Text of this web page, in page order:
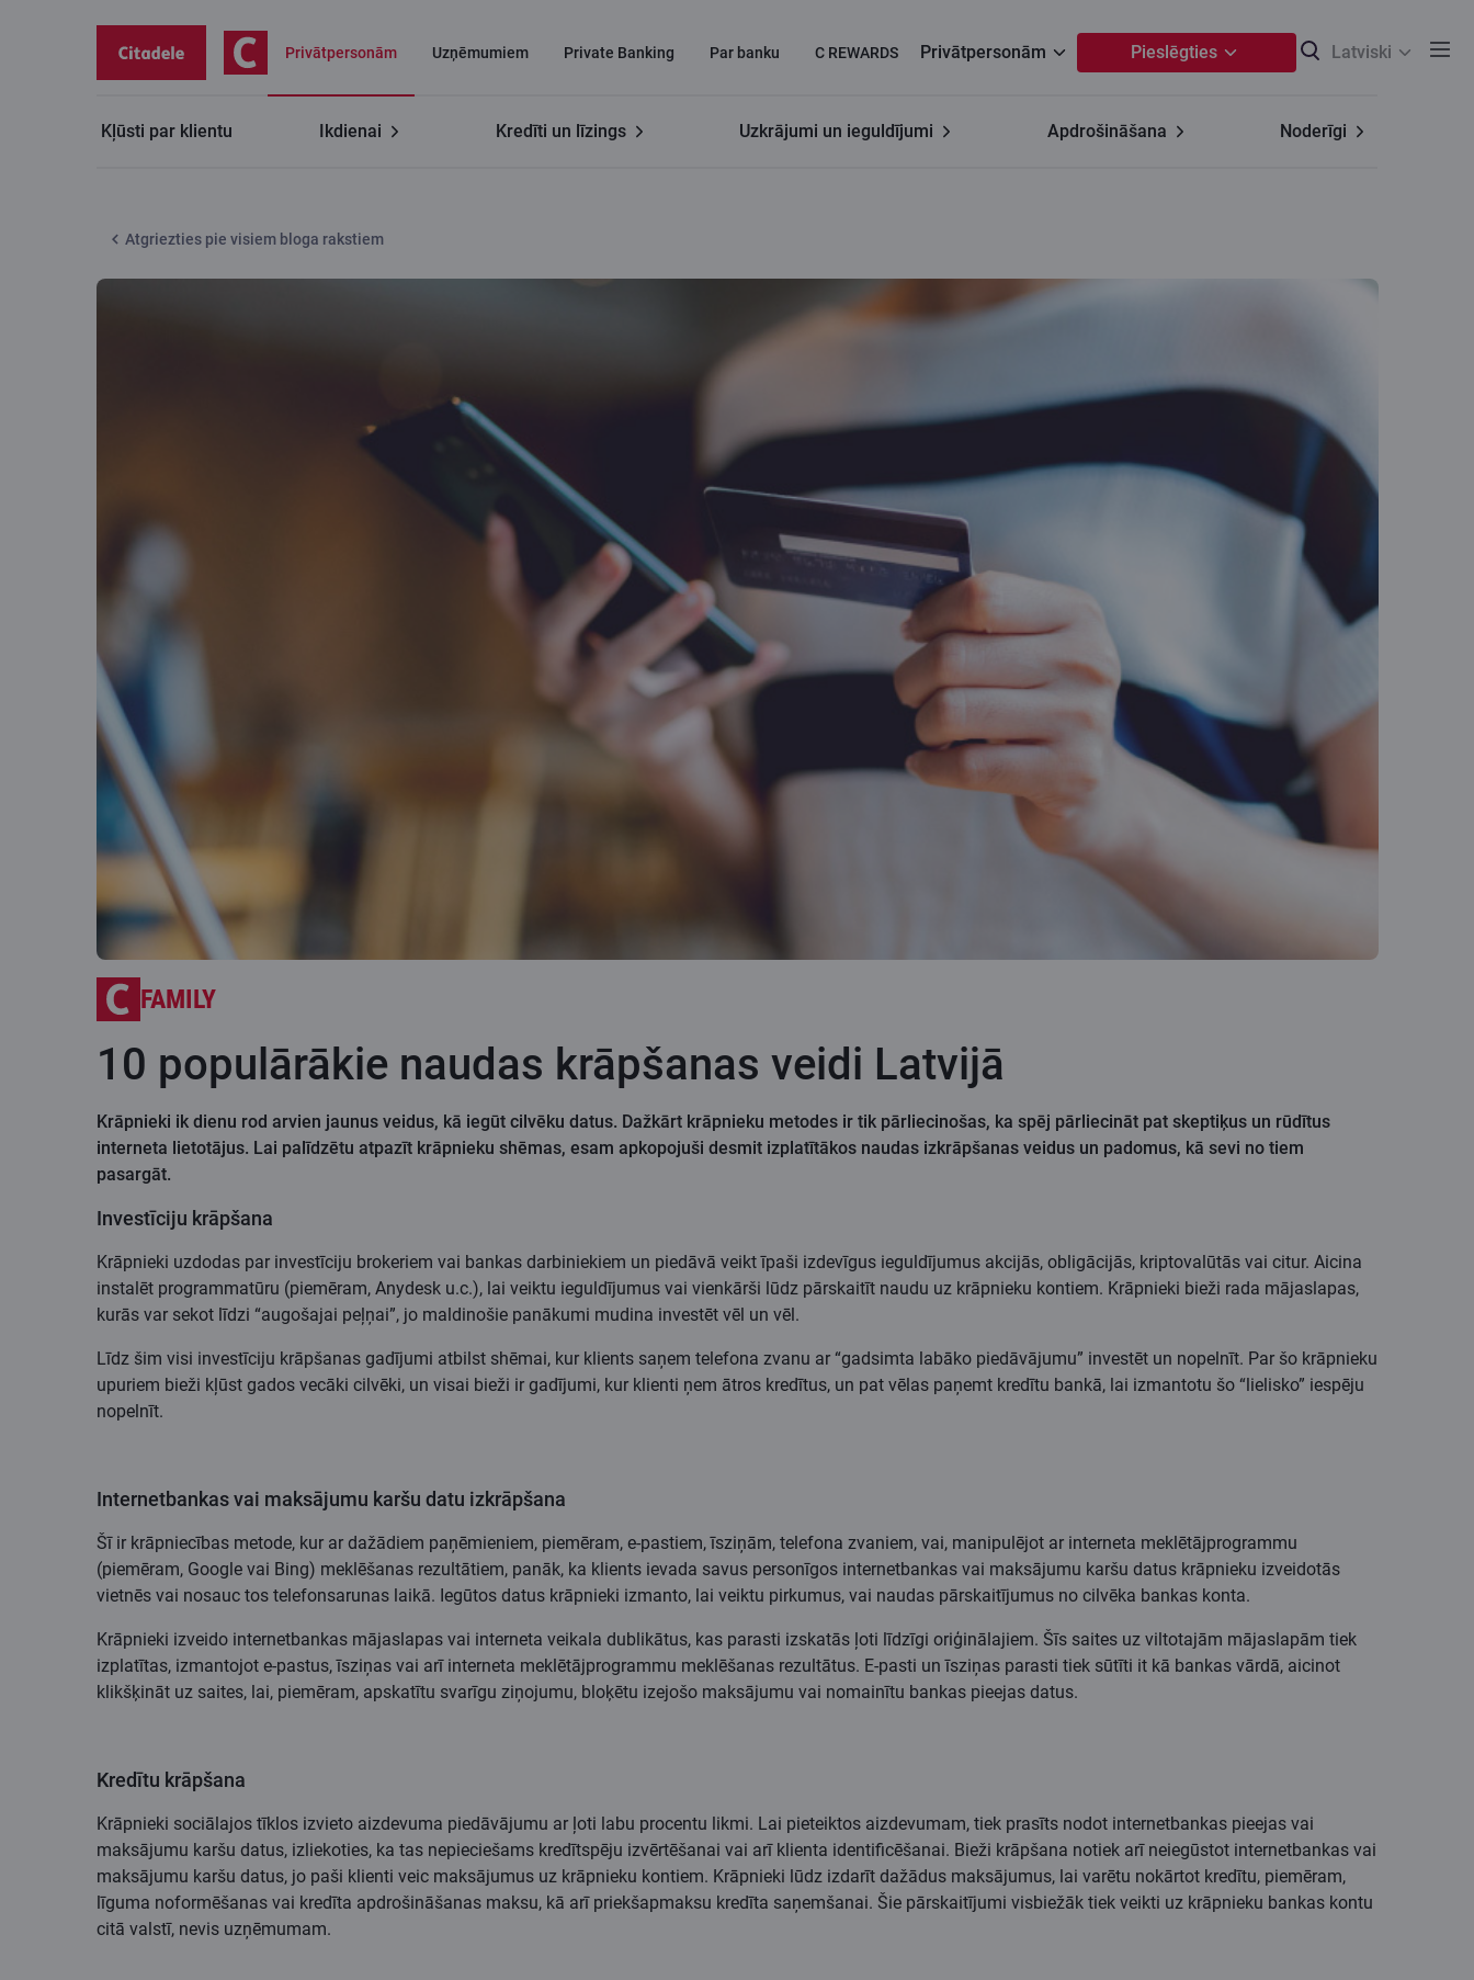
Privātpersonām Uzņēmumiem Private Banking Par banku C REWARDS Privātpersonām Pieslēgties Latviski
Kļūsti par klientu Ikdienai Kredīti un līzings Uzkrājumi un ieguldījumi Apdrošināšana Noderīgi
Atgriezties pie visiem bloga rakstiem
FAMILY
10 populārākie naudas krāpšanas veidi Latvijā
Krāpnieki ik dienu rod arvien jaunus veidus, kā iegūt cilvēku datus. Dažkārt krāpnieku metodes ir tik pārliecinošas, ka spēj pārliecināt pat skeptiķus un rūdītus
interneta lietotājus. Lai palīdzētu atpazīt krāpnieku shēmas, esam apkopojuši desmit izplatītākos naudas izkrāpšanas veidus un padomus, kā sevi no tiem
pasargāt.
Investīciju krāpšana
Krāpnieki uzdodas par investīciju brokeriem vai bankas darbiniekiem un piedāvā veikt īpaši izdevīgus ieguldījumus akcijās, obligācijās, kriptovalūtās vai citur. Aicina
instalēt programmatūru (piemēram, Anydesk u.c.), lai veiktu ieguldījumus vai vienkārši lūdz pārskaitīt naudu uz krāpnieku kontiem. Krāpnieki bieži rada mājaslapas,
kurās var sekot līdzi “augošajai peļņai”, jo maldinošie panākumi mudina investēt vēl un vēl.
Līdz šim visi investīciju krāpšanas gadījumi atbilst shēmai, kur klients saņem telefona zvanu ar “gadsimta labāko piedāvājumu” investēt un nopelnīt. Par šo krāpnieku
upuriem bieži kļūst gados vecāki cilvēki, un visai bieži ir gadījumi, kur klienti ņem ātros kredītus, un pat vēlas paņemt kredītu bankā, lai izmantotu šo “lielisko” iespēju
nopelnīt.
Internetbankas vai maksājumu karšu datu izkrāpšana
Šī ir krāpniecības metode, kur ar dažādiem paņēmieniem, piemēram, e-pastiem, īsziņām, telefona zvaniem, vai, manipulējot ar interneta meklētājprogrammu
(piemēram, Google vai Bing) meklēšanas rezultātiem, panāk, ka klients ievada savus personīgos internetbankas vai maksājumu karšu datus krāpnieku izveidotās
vietnēs vai nosauc tos telefonsarunas laikā. Iegūtos datus krāpnieki izmanto, lai veiktu pirkumus, vai naudas pārskaitījumus no cilvēka bankas konta.
Krāpnieki izveido internetbankas mājaslapas vai interneta veikala dublikātus, kas parasti izskatās ļoti līdzīgi oriģinālajiem. Šīs saites uz viltotajām mājaslapām tiek
izplatītas, izmantojot e-pastus, īsziņas vai arī interneta meklētājprogrammu meklēšanas rezultātus. E-pasti un īsziņas parasti tiek sūtīti it kā bankas vārdā, aicinot
klikšķināt uz saites, lai, piemēram, apskatītu svarīgu ziņojumu, bloķētu izejošo maksājumu vai nomainītu bankas pieejas datus.
Kredītu krāpšana
Krāpnieki sociālajos tīklos izvieto aizdevuma piedāvājumu ar ļoti labu procentu likmi. Lai pieteiktos aizdevumam, tiek prasīts nodot internetbankas pieejas vai
maksājumu karšu datus, izliekoties, ka tas nepieciešams kredītspēju izvērtēšanai vai arī klienta identificēšanai. Bieži krāpšana notiek arī neiegūstot internetbankas vai
maksājumu karšu datus, jo paši klienti veic maksājumus uz krāpnieku kontiem. Krāpnieki lūdz izdarīt dažādus maksājumus, lai varētu nokārtot kredītu, piemēram,
līguma noformēšanas vai kredīta apdrošināšanas maksu, kā arī priekšapmaksu kredīta saņemšanai. Šie pārskaitījumi visbiežāk tiek veikti uz krāpnieku bankas kontu
citā valstī, nevis uzņēmumam.